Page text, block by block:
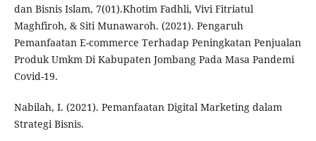
dan Bisnis Islam, 7(01).Khotim Fadhli, Vivi Fitriatul
Maghfiroh, & Siti Munawaroh. (2021). Pengaruh
Pemanfaatan E-commerce Terhadap Peningkatan Penjualan
Produk Umkm Di Kabupaten Jombang Pada Masa Pandemi
Covid-19.
Nabilah, I. (2021). Pemanfaatan Digital Marketing dalam
Strategi Bisnis.